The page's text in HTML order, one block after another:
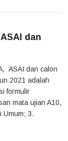
dan
ASAI dan calon
2021 adalah
formulir
mata ujian A10,
Umum; 3.